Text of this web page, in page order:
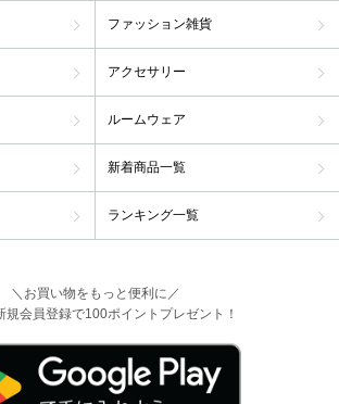
ファッション雑貨
アクセサリー
ルームウェア
新着商品一覧
ランキング一覧
＼お買い物をもっと便利に／
規会員登録で100ポイントプレゼント！